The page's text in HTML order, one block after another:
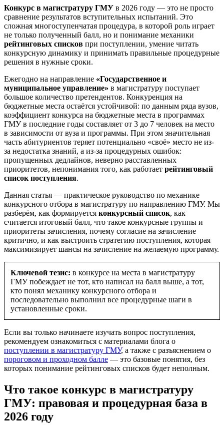
Конкурс в магистратуру ГМУ в 2026 году — это не просто
сравнение результатов вступительных испытаний. Это
сложная многоступенчатая процедура, в которой роль играет
не только полученный балл, но и понимание механики
рейтинговых списков при поступлении, умение читать
конкурсную динамику и принимать правильные процедурные
решения в нужные сроки.
Ежегодно на направление «Государственное и
муниципальное управление» в магистратуру поступает
большое количество претендентов. Конкуренция на
бюджетные места остаётся устойчивой: по данным ряда вузов,
коэффициент конкурса на бюджетные места в программах
ГМУ в последние годы составляет от 3 до 7 человек на место
в зависимости от вуза и программы. При этом значительная
часть абитуриентов теряет потенциально «своё» место не из-
за недостатка знаний, а из-за процедурных ошибок:
пропущенных дедлайнов, неверно расставленных
приоритетов, непонимания того, как работает рейтинговый
список поступления.
Данная статья — практическое руководство по механике
конкурсного отбора в магистратуру по направлению ГМУ. Мы
разберём, как формируется конкурсный список, как
считается итоговый балл, что такое конкурсные группы и
приоритеты зачисления, почему согласие на зачисление
критично, и как выстроить стратегию поступления, которая
максимизирует шансы на зачисление на желаемую программу.
Ключевой тезис: в конкурсе на места в магистратуру
ГМУ побеждает не тот, кто написал на балл выше, а тот,
кто понял механику конкурсного отбора и
последовательно выполнил все процедурные шаги в
установленные сроки.
Если вы только начинаете изучать вопрос поступления,
рекомендуем ознакомиться с материалами блога о
поступлении в магистратуру ГМУ, а также с разъяснением о
пороговом и проходном балле — это базовые понятия, без
которых понимание рейтинговых списков будет неполным.
Что такое конкурс в магистратуру
ГМУ: правовая и процедурная база в
2026 году